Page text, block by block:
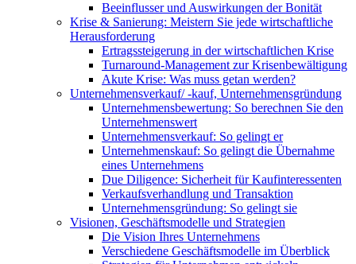
Beeinflusser und Auswirkungen der Bonität
Krise & Sanierung: Meistern Sie jede wirtschaftliche
Herausforderung
Ertragssteigerung in der wirtschaftlichen Krise
Turnaround-Management zur Krisenbewältigung
Akute Krise: Was muss getan werden?
Unternehmensverkauf/ -kauf, Unternehmensgründung
Unternehmensbewertung: So berechnen Sie den
Unternehmenswert
Unternehmensverkauf: So gelingt er
Unternehmenskauf: So gelingt die Übernahme
eines Unternehmens
Due Diligence: Sicherheit für Kaufinteressenten
Verkaufsverhandlung und Transaktion
Unternehmensgründung: So gelingt sie
Visionen, Geschäftsmodelle und Strategien
Die Vision Ihres Unternehmens
Verschiedene Geschäftsmodelle im Überblick